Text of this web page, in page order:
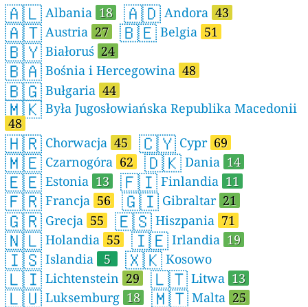
🇦🇱 Albania 18 🇦🇩 Andora 43
🇦🇹 Austria 27 🇧🇪 Belgia 51
🇧🇾 Białoruś 24
🇧🇦 Bośnia i Hercegowina 48
🇧🇬 Bułgaria 44
🇲🇰 Była Jugosłowiańska Republika Macedonii
48
🇭🇷 Chorwacja 45 🇨🇾 Cypr 69
🇲🇪 Czarnogóra 62 🇩🇰 Dania 14
🇪🇪 Estonia 13 🇫🇮 Finlandia 11
🇫🇷 Francja 56 🇬🇮 Gibraltar 21
🇬🇷 Grecja 55 🇪🇸 Hiszpania 71
🇳🇱 Holandia 55 🇮🇪 Irlandia 19
🇮🇸 Islandia 5 🇽🇰 Kosowo
🇱🇮 Lichtenstein 29 🇱🇹 Litwa 13
🇱🇺 Luksemburg 18 🇲🇹 Malta 25